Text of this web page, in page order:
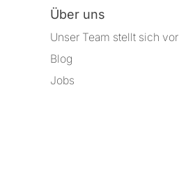
Über uns
Unser Team stellt sich vor
Blog
Jobs